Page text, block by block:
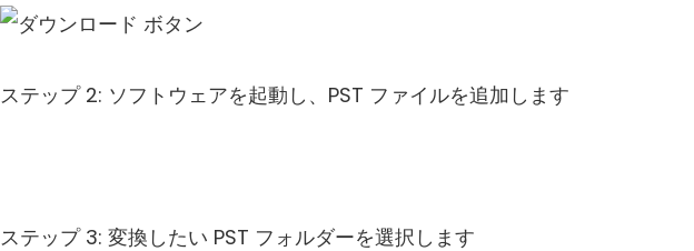
ステップ 2: ソフトウェアを起動し、PST ファイルを追加します
ステップ 3: 変換したい PST フォルダーを選択します